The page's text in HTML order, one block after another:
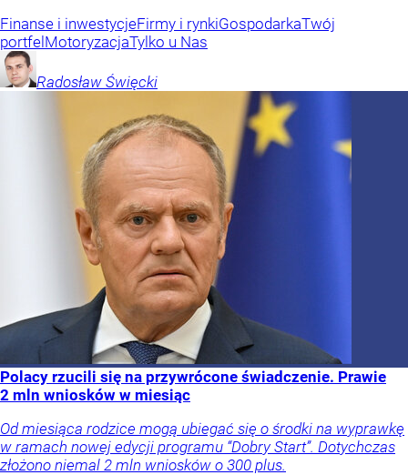
Finanse i inwestycjeFirmy i rynkiGospodarkaTwój
portfelMotoryzacjaTylko u Nas
Radosław Święcki
Polacy rzucili się na przywrócone świadczenie. Prawie
2 mln wniosków w miesiąc
Od miesiąca rodzice mogą ubiegać się o środki na wyprawkę
w ramach nowej edycji programu “Dobry Start”. Dotychczas
złożono niemal 2 mln wniosków o 300 plus.